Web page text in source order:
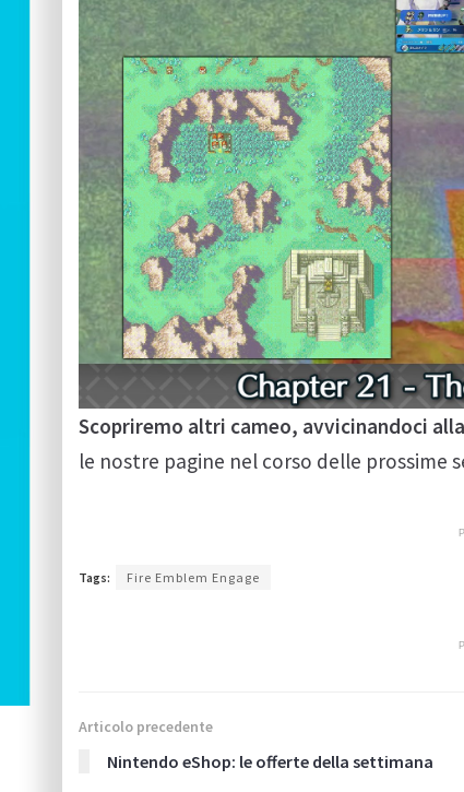
Scopriremo altri cameo, avvicinandoci
le nostre pagine nel corso delle prossime
Tags: Fire Emblem Engage
Articolo precedente
Nintendo eShop: le offerte della settimana